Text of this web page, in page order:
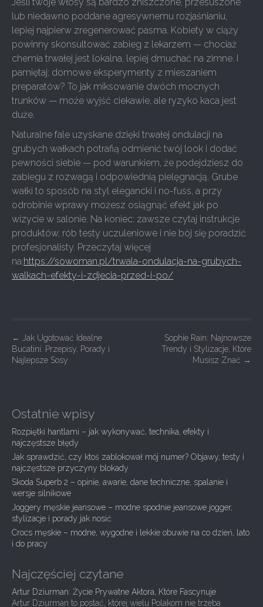
lub niedawno poddane agresywnemu rozjaśnianiu,
lepiej najpierw zregenerować pasma. Kobiety w ciąży
powinny skonsultować zabieg z lekarzem — chociaż
chemia trwałej jest lokalna, lepiej dmuchać na zimne. I
pamiętaj: domowe eksperymenty z mieszaniem
preparatów? To jak miksowanie dwóch mocnych
trunków — może wyjść ciekawie, ale ryzyko kaca jest
duże.
Naturalne fale uzyskane dzięki trwałej ondulacji na
grubych wałkach potrafią odmienić twój look i dodać
pewności siebie — pod warunkiem, że podejdziesz do
zabiegu z rozwagą i odpowiednią pielęgnacją. Grube
wałki to sposób na styl elegancki i no-fuss, a przy
odrobinie wprawy możesz osiągnąć efekt jak po
wizycie w salonie. Na koniec: zawsze czytaj instrukcje
produktów, rób testy uczuleniowe i nie bój się poradzić
profesjonalisty. Przeczytaj więcej
na:https://sowoman.pl/trwala-ondulacja-na-grubych-
walkach-efekty-i-zdjecia-przed-i-po/
P
o
n
a
v
i
g
a
t
i
o
←
Jak Ugotować Idealne
Bucatini: Przepisy, Porady i
Najlepsze Sosy
Sophie Rain: Najnowsze
Trendy i Stylizacje, Które
Musisz Znać →
Ostatnie wpisy
Rozpiętki hantlami – jak wykonywać, technika, efekty i
najczęstsze błędy
Jak sprawdzić, czy ktoś zablokował mój numer? Objawy, testy i
najczęstsze przyczyny blokady
Skoda Superb 2 – opinie, awarie, dane techniczne, spalanie i
wersje silnikowe
Joggery męskie jeansowe – modne spodnie jeansowe jogger,
stylizacje i porady jak nosić
Crocs męskie – modne, wygodne i lekkie obuwie na co dzień, lato
i do pracy
Najczęściej czytane
Artur Dziurman: Życie Prywatne Aktora, Które Fascynuje
Artur Dziurman to postać, której wielu Polakom nie trzeba